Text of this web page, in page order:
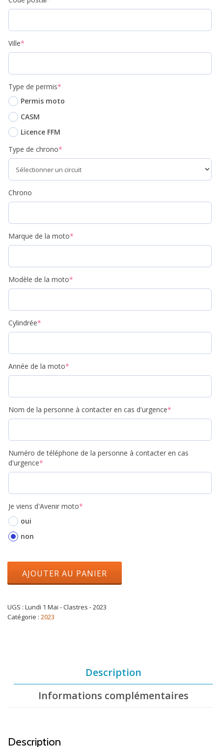
Ville*
Type de permis*
Permis moto
CASM
Licence FFM
Type de chrono*
Chrono
Marque de la moto*
Modèle de la moto*
Cylindrée*
Année de la moto*
Nom de la personne à contacter en cas d'urgence*
Numéro de téléphone de la personne à contacter en cas
d'urgence*
Je viens d'Avenir moto*
oui
non
AJOUTER AU PANIER
UGS : Lundi 1 Mai - Clastres - 2023
Catégorie : 2023
Description
Informations complémentaires
Description